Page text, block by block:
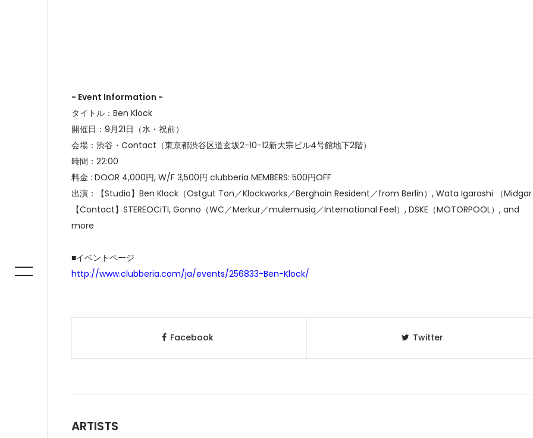
- Event Information -
タイトル：Ben Klock
開催日：9月21日（水・祝前）
会場：渋谷・Contact（東京都渋谷区道玄坂2-10-12新大宗ビル4号館地下2階）
時間：22:00
料金 : DOOR 4,000円, W/F 3,500円 clubberia MEMBERS: 500円OFF
出演：【Studio】Ben Klock（Ostgut Ton／Klockworks／Berghain Resident／from Berlin）, Wata Igarashi （Midgar
【Contact】STEREOCiTI, Gonno（WC／Merkur／mulemusiq／International Feel）, DSKE（MOTORPOOL）, and
more
■イベントページ
http://www.clubberia.com/ja/events/256833-Ben-Klock/
Facebook Twitter
ARTISTS